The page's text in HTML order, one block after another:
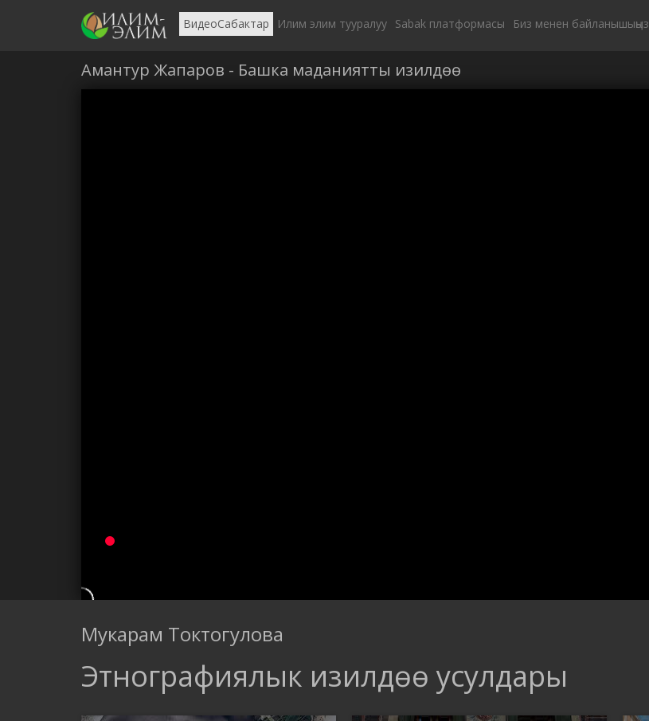
ВидеоСабактар Илим элим тууралуу Sabak платформасы Биз менен байланышыңыз
Амантур Жапаров - Башка маданиятты изилдөө
Мукарам Токтогулова
Этнографиялык изилдѳѳ усулдары